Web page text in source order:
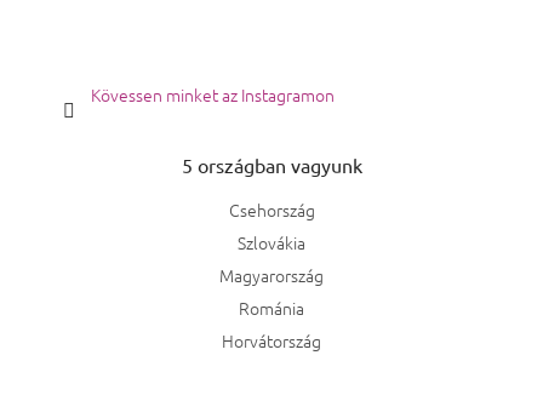
Kövessen minket az Instagramon
5 országban vagyunk
Csehország
Szlovákia
Magyarország
Románia
Horvátország